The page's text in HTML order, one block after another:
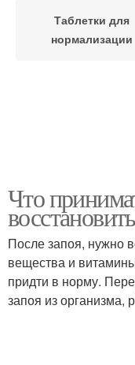
Таблетки для
нормализации
Что
После запоя, нужно
вещества и
придти в норму.
запоя из организма,